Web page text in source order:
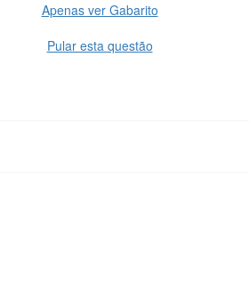
Apenas ver Gabarito
Pular esta questão